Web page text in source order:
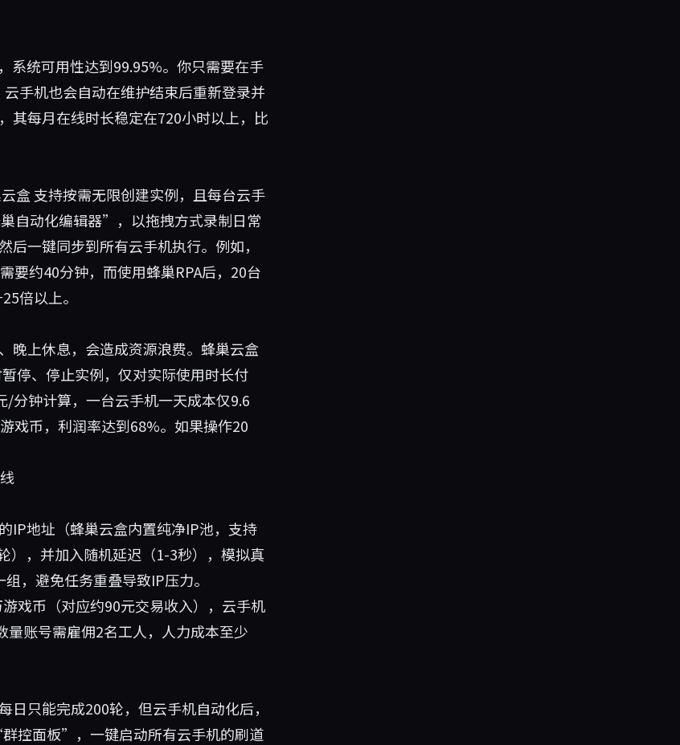
系统可用性达到99.95%。你只需要在手
手机也会自动在维护结束后重新登录并
其每月在线时长稳定在720小时以上，比
盒支持按需无限创建实例，且每台云手
自动化编辑器”，以拖拽方式录制日常
一键同步到所有云手机执行。例如，
要约40分钟，而使用蜂巢RPA后，20台
倍以上。
晚上休息，会造成资源浪费。蜂巢云盒
停、停止实例，仅对实际使用时长付
分钟计算，一台云手机一天成本仅9.6
戏币，利润率达到68%。如果操作20
IP地址（蜂巢云盒内置纯净IP池，支持
），并加入随机延迟（1-3秒），模拟真
，避免任务重叠导致IP压力。
戏币（对应约90元交易收入），云手机
账号需雇佣2名工人，人力成本至少
只能完成200轮，但云手机自动化后，
控面板”，一键启动所有云手机的刷道